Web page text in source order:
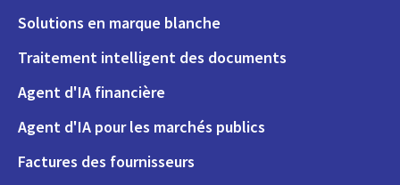
Solutions en marque blanche
Traitement intelligent des documents
Agent d'IA financière
Agent d'IA pour les marchés publics
Factures des fournisseurs